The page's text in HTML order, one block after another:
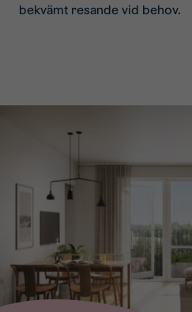
bekvämt resande vid behov.